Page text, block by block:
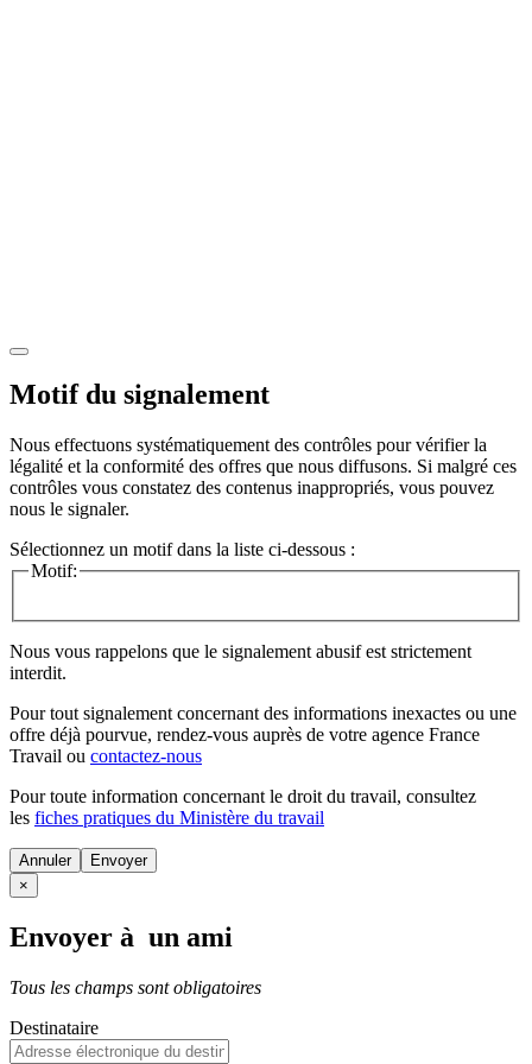
Motif du signalement
Nous effectuons systématiquement des contrôles pour vérifier la
légalité et la conformité des offres que nous diffusons. Si malgré ces
contrôles vous constatez des contenus inappropriés, vous pouvez
nous le signaler.
Sélectionnez un motif dans la liste ci-dessous :
Motif:
Nous vous rappelons que le signalement abusif est strictement
interdit.
Pour tout signalement concernant des informations inexactes ou une
offre déjà pourvue, rendez-vous auprès de votre agence France
Travail ou contactez-nous
Pour toute information concernant le droit du travail, consultez
les fiches pratiques du Ministère du travail
Annuler
×
Envoyer à un ami
Tous les champs sont obligatoires
Destinataire